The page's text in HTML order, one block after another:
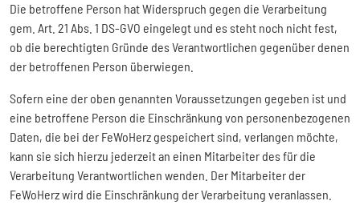
Die betroffene Person hat Widerspruch gegen die Verarbeitung
gem. Art. 21 Abs. 1 DS-GVO eingelegt und es steht noch nicht fest,
ob die berechtigten Gründe des Verantwortlichen gegenüber denen
der betroffenen Person überwiegen.
Sofern eine der oben genannten Voraussetzungen gegeben ist und
eine betroffene Person die Einschränkung von personenbezogenen
Daten, die bei der FeWoHerz gespeichert sind, verlangen möchte,
kann sie sich hierzu jederzeit an einen Mitarbeiter des für die
Verarbeitung Verantwortlichen wenden. Der Mitarbeiter der
FeWoHerz wird die Einschränkung der Verarbeitung veranlassen.